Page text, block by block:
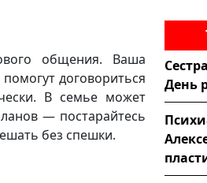
общения. Ваша
договориться
В семье может
— постарайтесь
без спешки.
День